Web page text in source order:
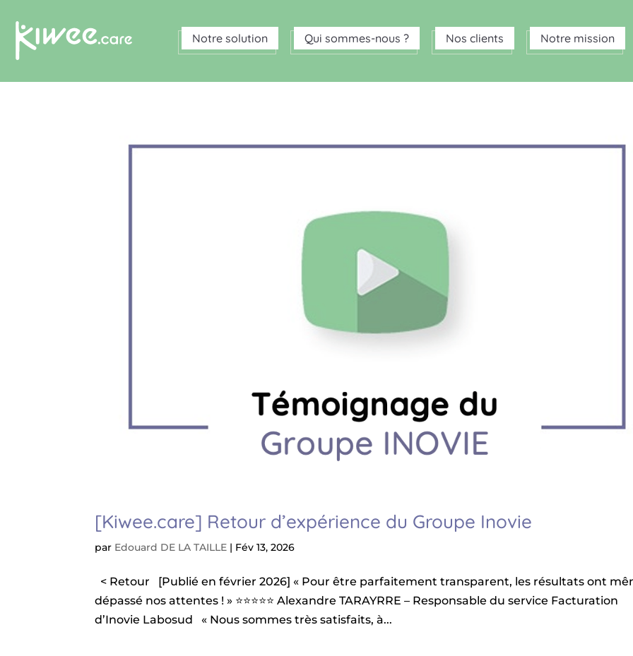
Notre solution Qui sommes-nous ? Nos clients Notre mission
[Kiwee.care] Retour d’expérience du Groupe Inovie
par Edouard DE LA TAILLE | Fév 13, 2026
< Retour [Publié en février 2026] « Pour être parfaitement transparent, les résultats ont
dépassé nos attentes ! » ⭐️⭐️⭐️⭐️⭐️ Alexandre TARAYRRE – Responsable du service Facturation
d’Inovie Labosud « Nous sommes très satisfaits, à...